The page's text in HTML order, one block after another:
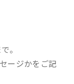
。
ージかをご記